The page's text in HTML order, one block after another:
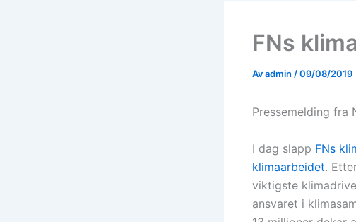
FNs
Avadmin /09/08/2019
Pressemelding fra
I dag slapp FNs
klimaarbeidet.
viktigste
ansvaret i